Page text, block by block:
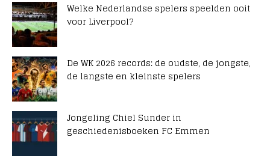
Welke Nederlandse spelers speelden ooit
voor Liverpool?
De WK 2026 records: de oudste, de jongste,
de langste en kleinste spelers
Jongeling Chiel Sunder in
geschiedenisboeken FC Emmen